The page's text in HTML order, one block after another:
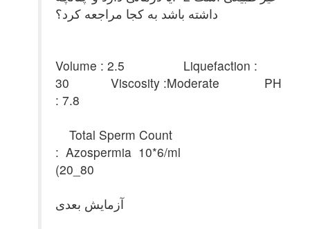
داشته باشد به کجا مراجعه کرد؟
Volume : 2.5 Liquefaction :
30 Viscosity :Moderate PH
: 7.8
Total Sperm Count
: Azospermia 10*6/ml
(20_80
آزمایش بعدی